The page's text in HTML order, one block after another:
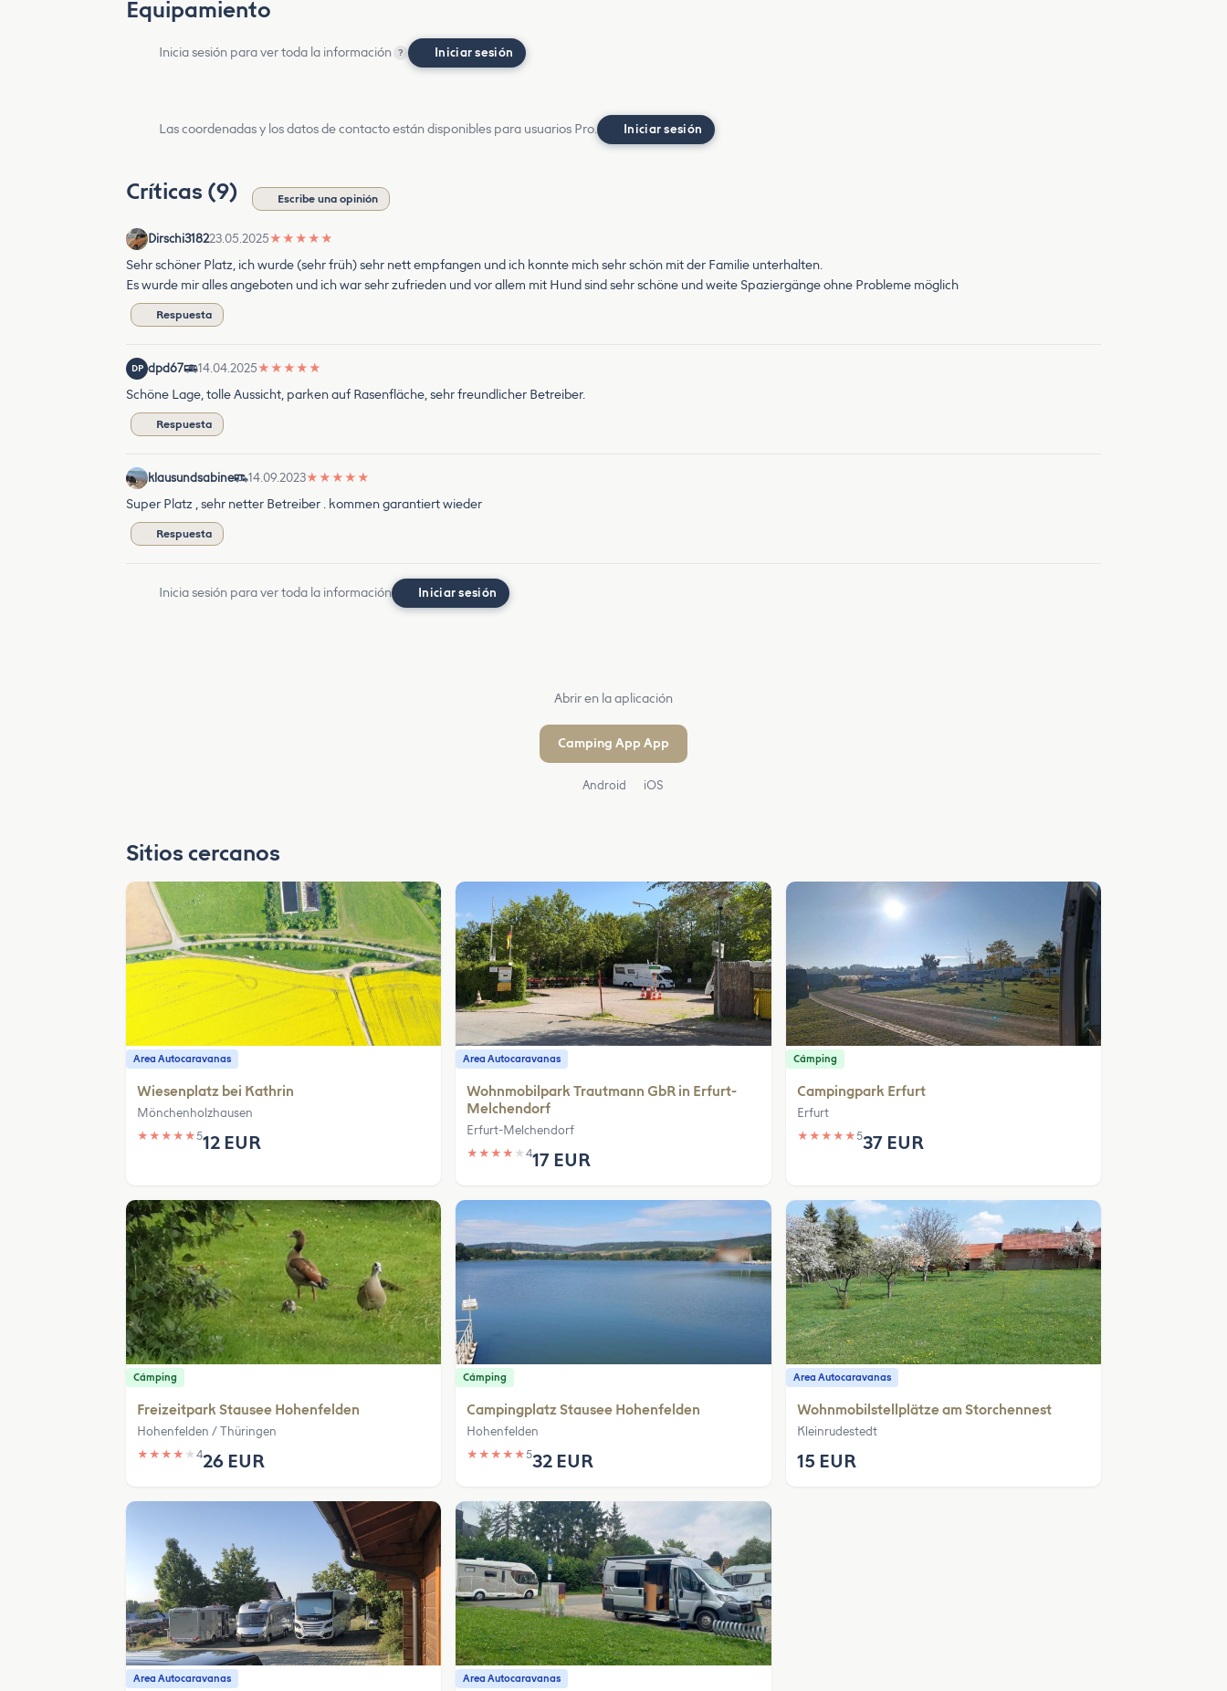
Equipamiento
Inicia sesión para ver toda la información ? Iniciar sesión
Las coordenadas y los datos de contacto están disponibles para usuarios Pro. Iniciar sesión
Críticas (9) Escribe una opinión
Dirschi318223.05.2025★ ★ ★ ★ ★
Sehr schöner Platz, ich wurde (sehr früh) sehr nett empfangen und ich konnte mich sehr schön mit der Familie unterhalten.
Es wurde mir alles angeboten und ich war sehr zufrieden und vor allem mit Hund sind sehr schöne und weite Spaziergänge ohne Probleme möglich
Respuesta
DP dpd67 14.04.2025★ ★ ★ ★ ★
Schöne Lage, tolle Aussicht, parken auf Rasenfläche, sehr freundlicher Betreiber.
Respuesta
klausundsabine 14.09.2023★ ★ ★ ★ ★
Super Platz , sehr netter Betreiber . kommen garantiert wieder
Respuesta
Inicia sesión para ver toda la información Iniciar sesión
Abrir en la aplicación
Camping App App
Android iOS
Sitios cercanos
Area Autocaravanas
Wiesenplatz bei Kathrin
Mönchenholzhausen
★ ★ ★ ★ ★512 EUR
Area Autocaravanas
Wohnmobilpark Trautmann GbR in Erfurt-
Melchendorf
Erfurt-Melchendorf
★ ★ ★ ★ ★417 EUR
Cámping
Campingpark Erfurt
Erfurt
★ ★ ★ ★ ★537 EUR
Cámping
Freizeitpark Stausee Hohenfelden
Hohenfelden / Thüringen
★ ★ ★ ★ ★ 426 EUR
Cámping
Campingplatz Stausee Hohenfelden
Hohenfelden
★ ★ ★ ★ ★532 EUR
Area Autocaravanas
Wohnmobilstellplätze am Storchennest
Kleinrudestedt
15 EUR
Area Autocaravanas Area Autocaravanas